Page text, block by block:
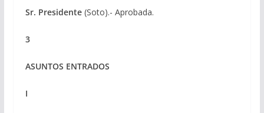
Sr. Presidente(Soto).- Aprobada.
3
ASUNTOS ENTRADOS
I